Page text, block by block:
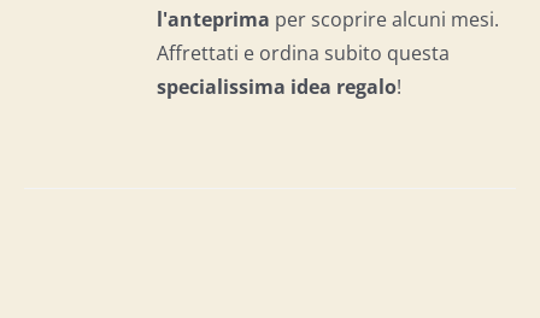
l'anteprima per scoprire alcuni mesi.
Affrettati e ordina subito questa
specialissima idea regalo!